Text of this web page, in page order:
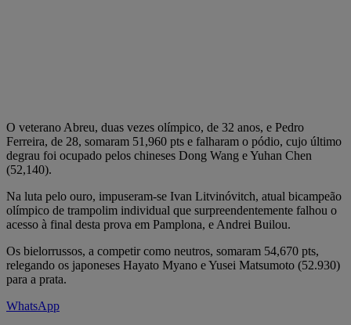
O veterano Abreu, duas vezes olímpico, de 32 anos, e Pedro
Ferreira, de 28, somaram 51,960 pts e falharam o pódio, cujo último
degrau foi ocupado pelos chineses Dong Wang e Yuhan Chen
(52,140).
Na luta pelo ouro, impuseram-se Ivan Litvinóvitch, atual bicampeão
olímpico de trampolim individual que surpreendentemente falhou o
acesso à final desta prova em Pamplona, e Andrei Builou.
Os bielorrussos, a competir como neutros, somaram 54,670 pts,
relegando os japoneses Hayato Myano e Yusei Matsumoto (52.930)
para a prata.
WhatsApp